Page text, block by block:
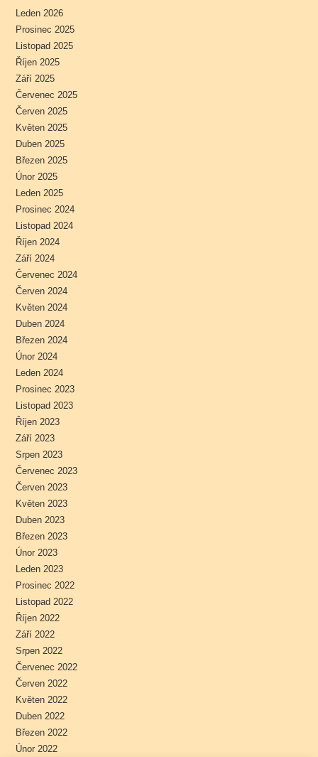
Leden 2026
Prosinec 2025
Listopad 2025
Říjen 2025
Září 2025
Červenec 2025
Červen 2025
Květen 2025
Duben 2025
Březen 2025
Únor 2025
Leden 2025
Prosinec 2024
Listopad 2024
Říjen 2024
Září 2024
Červenec 2024
Červen 2024
Květen 2024
Duben 2024
Březen 2024
Únor 2024
Leden 2024
Prosinec 2023
Listopad 2023
Říjen 2023
Září 2023
Srpen 2023
Červenec 2023
Červen 2023
Květen 2023
Duben 2023
Březen 2023
Únor 2023
Leden 2023
Prosinec 2022
Listopad 2022
Říjen 2022
Září 2022
Srpen 2022
Červenec 2022
Červen 2022
Květen 2022
Duben 2022
Březen 2022
Únor 2022